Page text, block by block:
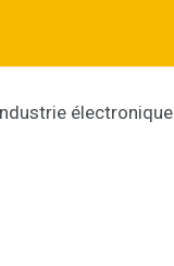
électronique